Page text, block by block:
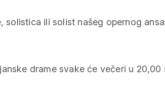
solistica ili solist našeg opernog
drame svake će večeri u